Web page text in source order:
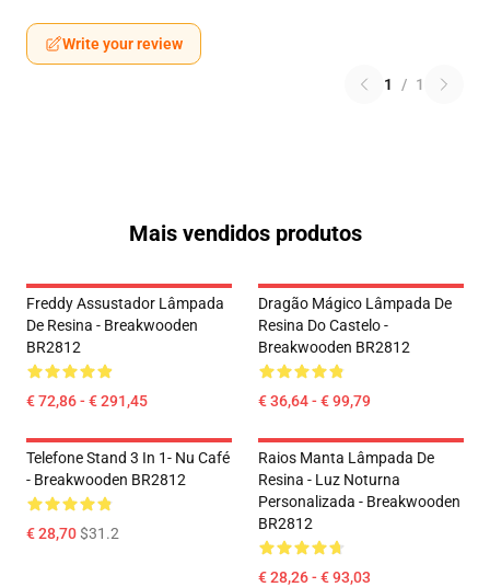
Write your review
1 / 1
Mais vendidos produtos
Freddy Assustador Lâmpada
De Resina - Breakwooden
BR2812
€ 72,86 - € 291,45
Dragão Mágico Lâmpada De
Resina Do Castelo -
Breakwooden BR2812
€ 36,64 - € 99,79
Telefone Stand 3 In 1- Nu Café
- Breakwooden BR2812
€ 28,70$31.2
Raios Manta Lâmpada De
Resina - Luz Noturna
Personalizada - Breakwooden
BR2812
€ 28,26 - € 93,03